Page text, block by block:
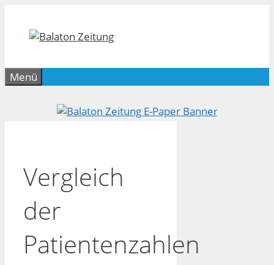
springen
Menü
Vergleich
der
Patientenzahlen